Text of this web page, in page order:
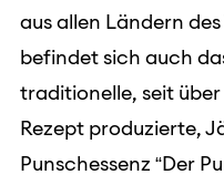
aus allen Ländern
befindet sich auch
traditionelle, seit
Rezept produzierte,
Punschessenz “Der